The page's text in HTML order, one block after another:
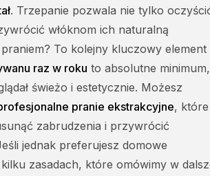
. Trzepanie pozwala nie tylko
włóknom ich naturalną
To kolejny kluczowy element
raz w roku to absolutne minimum,
świeżo i estetycznie. Możesz
pranie ekstrakcyjne, które
zabrudzenia i przywrócić
jednak preferujesz domowe
zasadach, które omówimy w